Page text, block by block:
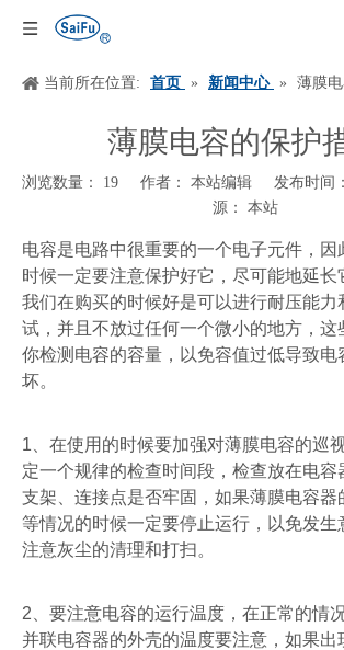
当前所在位置: 首页 » 新闻中心 » 薄膜
薄膜电容的保护
浏览数量： 19 作者： 本站编辑 发布时间
源： 本站
["wechat","weibo","qzone","douban","email"]
电容是电路中很重要的一个电子元件，因
时候一定要注意保护好它，尽可能地延长
我们在购买的时候好是可以进行耐压能力
试，并且不放过任何一个微小的地方，这
你检测电容的容量，以免容值过低导致电
坏。
1 、在使用的时候要加强对薄膜电容的巡
定一个规律的检查时间段，检查放在电容
支架、连接点是否牢固，如果薄膜电容器
等情况的时候一定要停止运行，以免发生
注意灰尘的清理和打扫。
2 、要注意电容的运行温度，在正常的情
并联电容器的外壳的温度要注意，如果出